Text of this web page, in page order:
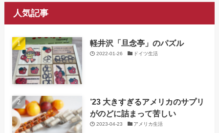
人気記事
軽井沢「旦念亭」のパズル
2022-01-26 ドイツ生活
’23 大きすぎるアメリカのサプリ
がのどに詰まって苦しい
2023-04-23 アメリカ生活